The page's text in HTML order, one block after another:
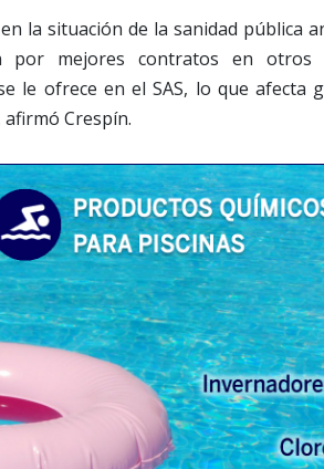
la situación de la sanidad pública
por mejores contratos en otros
le ofrece en el SAS, lo que afecta
afirmó Crespín.